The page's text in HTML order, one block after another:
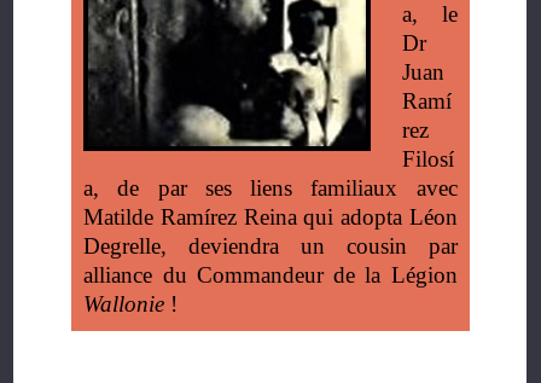
a, le
Dr
Juan
Ramí
rez
Filosí
a, de par ses liens familiaux avec
Matilde Ramírez Reina qui adopta Léon
Degrelle, deviendra un cousin par
alliance du Commandeur de la Légion
Wallonie !